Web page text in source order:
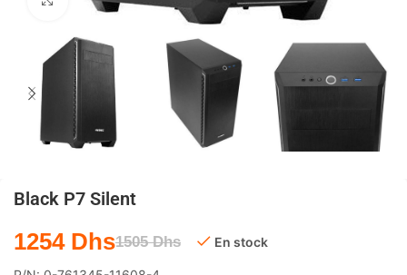
Black P7 Silent
1505Dhs
1254 Dhs En stock